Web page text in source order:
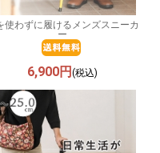
使わずに履けるメンズスニーカ
ー
6,900円 (税込)